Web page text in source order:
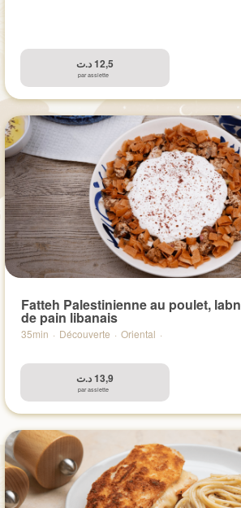
12,5د.ت
par assiette
Fatteh Palestinienne au poulet,
de pain libanais
35min · Découverte · Oriental ·
13,9د.ت
par assiette